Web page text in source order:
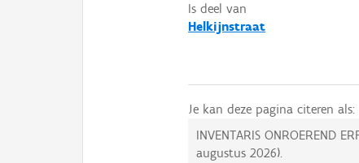
Is deel van
Helkijnstraat
Je kan deze pagina citeren als:
INVENTARIS ONROEREND
augustus 2026).